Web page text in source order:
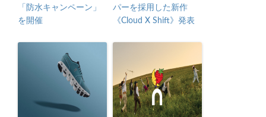
「防水キャンペーン」
を開催
パーを採用した新作
《Cloud X Shift》発表